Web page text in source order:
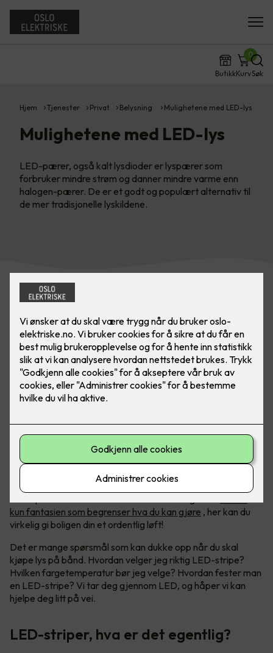
ButikkKurv
0
Søk
Hjem Tjenester Privat Belysning Mulighetene med LED-lys
Mulighetene med LED-lys
LED-pærer, også kalt lysdioder er lyspærer som
forbruker mindre strøm og danner mindre varme enn
halogen-pærer. De er et godt og populært alternativ til
de mer tradisjonelle lyskildene.
Kreativitet med LED-lys
LED-belysning blir bare mer og mer populært, og med økt
kun fantasien som begrenser hva du kan gjøre , her kan du
virkelig gi boligen din et ordentlig løft!
Det er mange spørsmål som kan dukke opp når du skal
kjøpe lys på bånd. Hvordan velger jeg riktig LED-stripe?
Hvilken fargetemperatur bør jeg velge? Hvordan fester man
en LED-stripe? Vi tar deg gjennom LED, og håper vi kan
hjelpe deg litt på vei.
LED-striper, hva er det egentlig?